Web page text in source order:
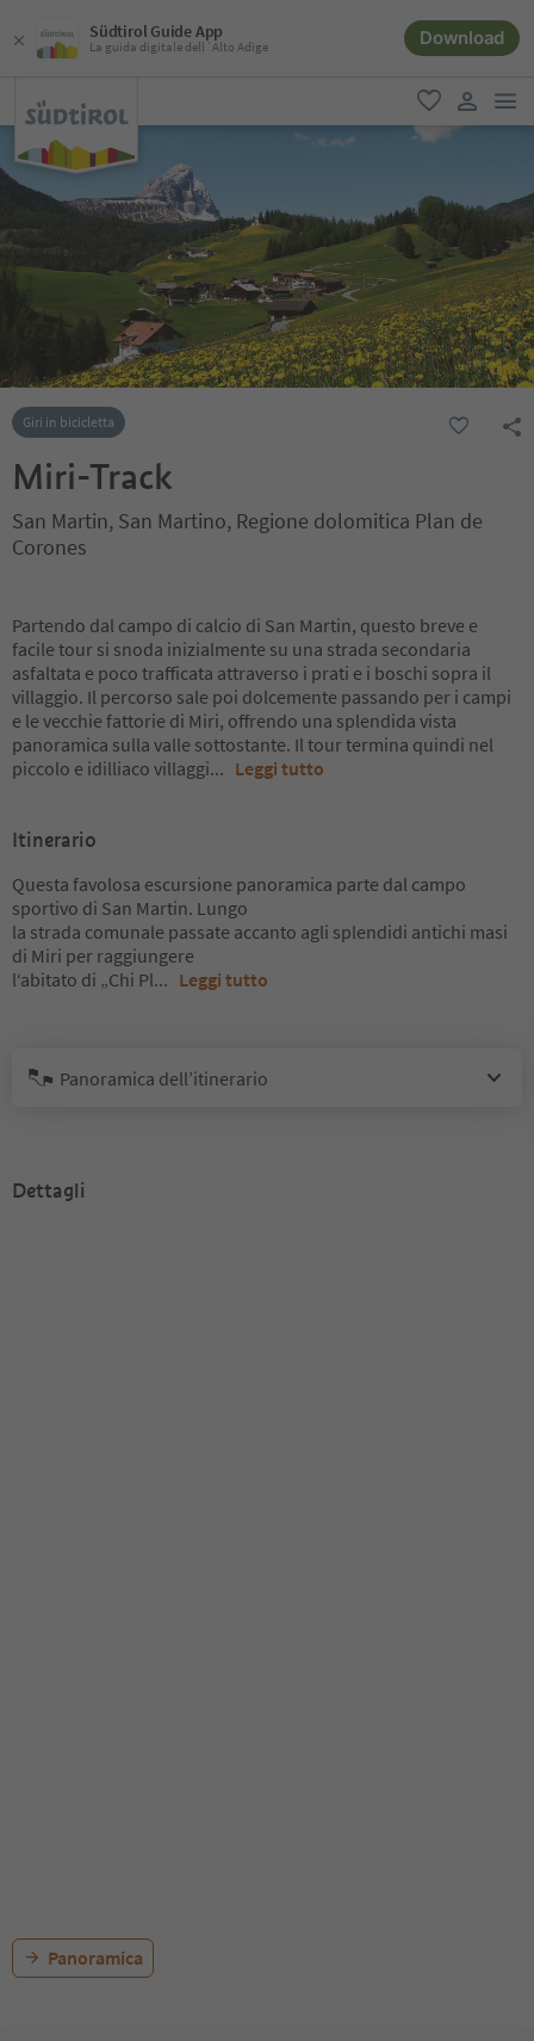
Südtirol Guide App
La guida digitale dell´Alto Adige Download
favoriti
user link
Giri in bicicletta
Miri-Track
San Martin, San Martino, Regione dolomitica Plan de
Corones
Partendo dal campo di calcio di San Martin, questo breve e
facile tour si snoda inizialmente su una strada secondaria
asfaltata e poco trafficata attraverso i prati e i boschi sopra il
villaggio. Il percorso sale poi dolcemente passando per i campi
e le vecchie fattorie di Miri, offrendo una splendida vista
panoramica sulla valle sottostante. Il tour termina quindi nel
piccolo e idilliaco villaggi... Leggi tutto
Itinerario
Questa favolosa escursione panoramica parte dal campo
sportivo di San Martin. Lungo
la strada comunale passate accanto agli splendidi antichi masi
di Miri per raggiungere
l‘abitato di „Chi Pl... Leggi tutto
Panoramica dell’itinerario
Dettagli
Panoramica